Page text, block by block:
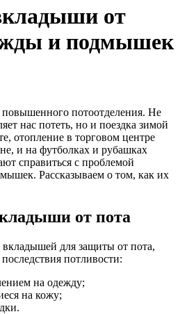
от
и подмышек
потоотделения. Не
нас потеть, но и поездка зимой
отопление в торговом центре
и на футболках и рубашках
справиться с проблемой
Рассказываем о том, как их
от пота
для защиты от пота,
потливости:
на одежду;
на кожу;